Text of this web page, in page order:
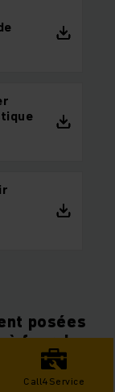
Call4Service
posées
à fourche